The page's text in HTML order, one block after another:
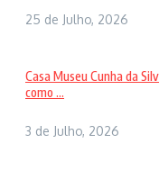
25 de Julho, 2026
Casa Museu Cunha da
como ...
3 de Julho, 2026